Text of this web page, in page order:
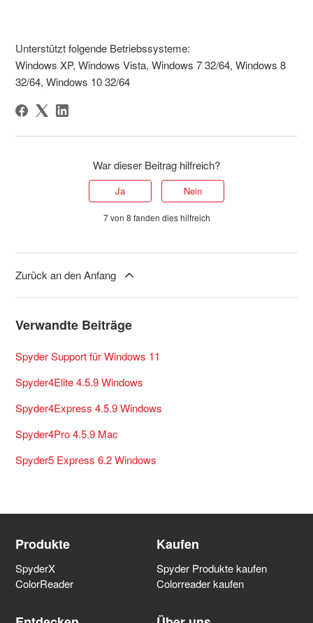
Unterstützt folgende Betriebssysteme:
Windows XP, Windows Vista, Windows 7 32/64, Windows 8
32/64, Windows 10 32/64
War dieser Beitrag hilfreich?
Ja Nein
7 von 8 fanden dies hilfreich
Zurück an den Anfang
Verwandte Beiträge
Spyder Support für Windows 11
Spyder4Elite 4.5.9 Windows
Spyder4Express 4.5.9 Windows
Spyder4Pro 4.5.9 Mac
Spyder5 Express 6.2 Windows
Produkte
SpyderX
ColorReader
Kaufen
Spyder Produkte kaufen
Colorreader kaufen